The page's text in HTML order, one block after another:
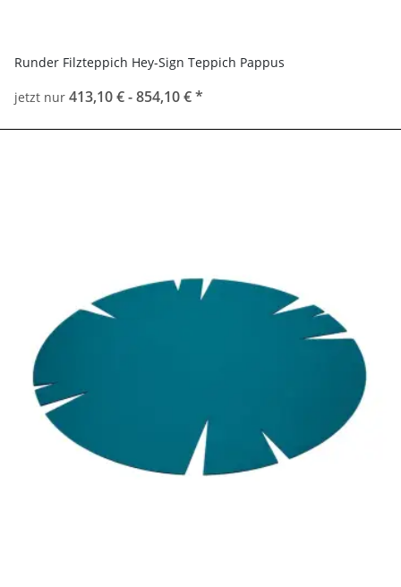
Runder Filzteppich Hey-Sign Teppich Pappus
jetzt nur 413,10 € -854,10 €*